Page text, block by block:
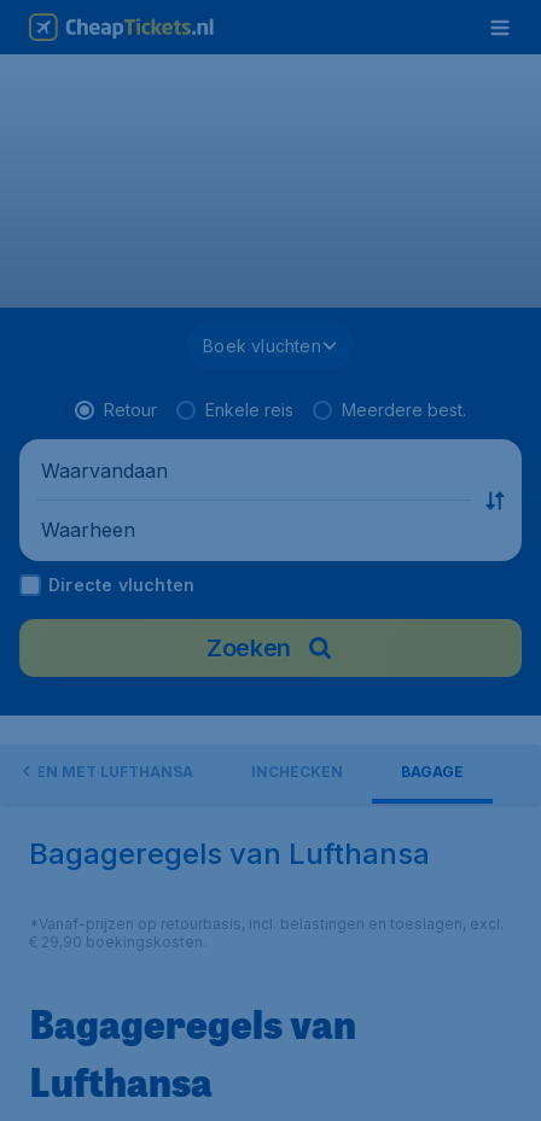
Boek vluchten
Retour Enkele reis Meerdere best.
Waarvandaan
Waarheen
Directe vluchten
Zoeken
MET LUFTHANSA INCHECKEN BAGAGE
Bagageregels van Lufthansa
*Vanaf-prijzen op retourbasis, incl. belastingen en toeslagen, excl.
€ 29,90 boekingskosten.
Bagageregels van
Lufthansa